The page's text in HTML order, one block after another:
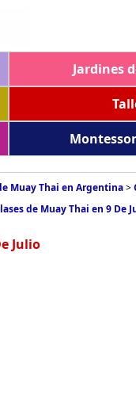
Jardines
Muay Thai en Argentina>
de Muay Thai en 9 De
Julio